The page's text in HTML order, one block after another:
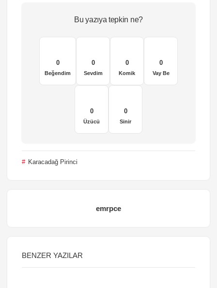
Bu yazıya tepkin ne?
0
Beğendim
0
Sevdim
0
Komik
0
Vay Be
0
Üzücü
0
Sinir
Karacadağ Pirinci
emrpce
BENZER YAZILAR